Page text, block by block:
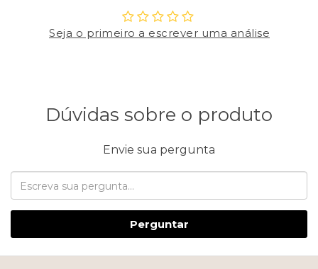
Seja o primeiro a escrever uma análise
Dúvidas sobre o produto
Envie sua pergunta
Perguntar